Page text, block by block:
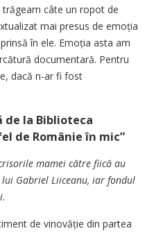
câte un ropot de
mai presus de emoția
în ele. Emoția asta am
documentară. Pentru
dacă n-ar fi fost
de la Biblioteca
de Românie în mic”
mamei către fiică au
Gabriel Liiceanu, iar fondul
de vinovăție din partea